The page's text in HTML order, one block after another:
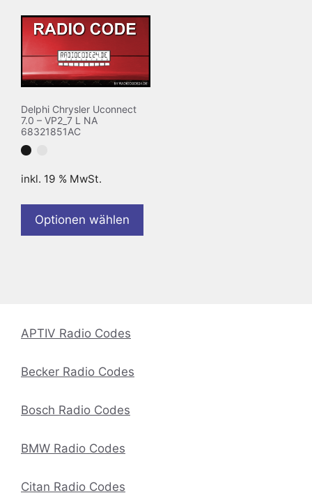
Delphi Chrysler Uconnect
7.0 – VP2_7 L NA
68321851AC
inkl. 19 % MwSt.
Optionen wählen
APTIV Radio Codes
Becker Radio Codes
Bosch Radio Codes
BMW Radio Codes
Citan Radio Codes